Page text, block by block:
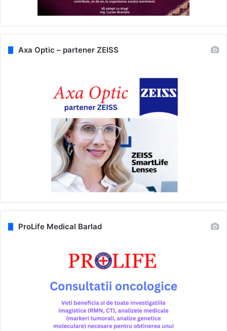
Axa Optic – partener ZEISS
ProLife Medical Barlad